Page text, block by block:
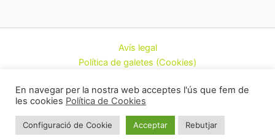
Avís legal
Política de galetes (Cookies)
Contacte
Cannàbiques de Catalunya (CatFAC)
En navegar per la nostra web acceptes l'ús que fem de
les cookies Política de Cookies
Configuració de Cookie Acceptar Rebutjar